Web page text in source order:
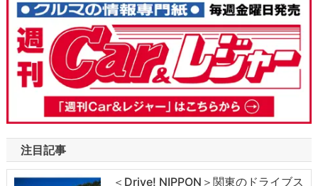
注目記事
＜Drive! NIPPON＞関東のドライブス